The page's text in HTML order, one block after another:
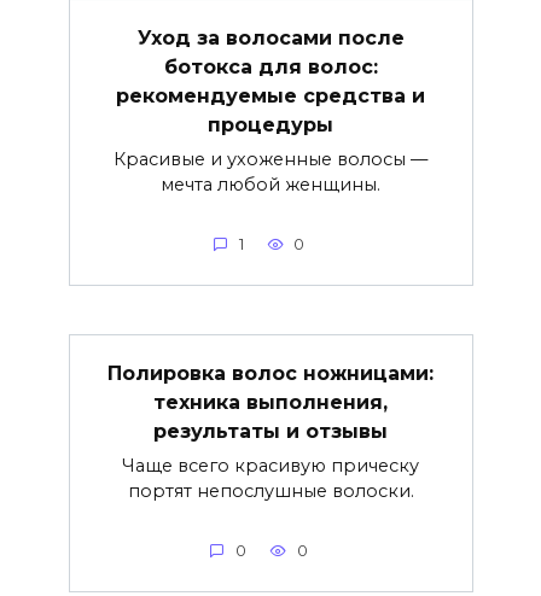
Уход за волосами после
ботокса для волос:
рекомендуемые средства и
процедуры
Красивые и ухоженные волосы —
мечта любой женщины.
1 0
Полировка волос ножницами:
техника выполнения,
результаты и отзывы
Чаще всего красивую прическу
портят непослушные волоски.
0 0